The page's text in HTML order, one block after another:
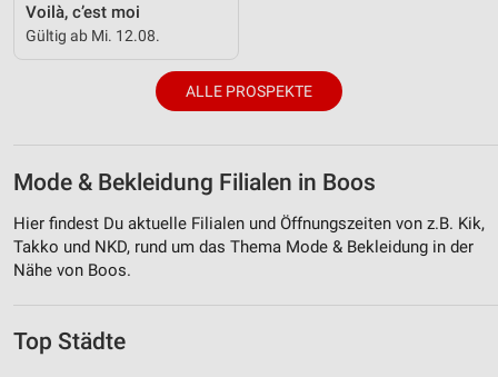
Voilà, c’est moi
Gültig ab Mi. 12.08.
ALLE PROSPEKTE
Mode & Bekleidung Filialen in Boos
Hier findest Du aktuelle Filialen und Öffnungszeiten von z.B. Kik,
Takko und NKD, rund um das Thema Mode & Bekleidung in der
Nähe von Boos.
Top Städte